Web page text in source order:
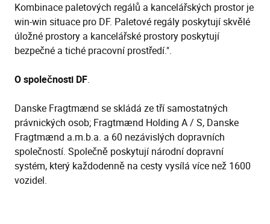
Kombinace paletových regálů a kancelářských prostor je
win-win situace pro DF. Paletové regály poskytují skvělé
úložné prostory a kancelářské prostory poskytují
bezpečné a tiché pracovní prostředí.".
O společnosti DF.
Danske Fragtmænd se skládá ze tří samostatných
právnických osob; Fragtmænd Holding A / S, Danske
Fragtmænd a.m.b.a. a 60 nezávislých dopravních
společností. Společně poskytují národní dopravní
systém, který každodenně na cesty vysílá více než 1600
vozidel.